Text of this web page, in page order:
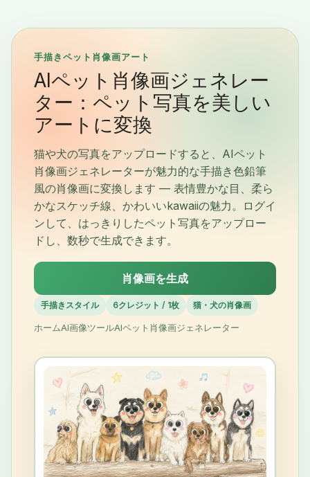
手描きペット肖像画アート
AIペット肖像画ジェネレー
ター：ペット写真を美しい
アートに変換
猫や犬の写真をアップロードすると、AIペット
肖像画ジェネレーターが魅力的な手描き色鉛筆
風の肖像画に変換します — 表情豊かな目、柔ら
かなスケッチ線、かわいいkawaiiの魅力。ログイ
ンして、はっきりしたペット写真をアップロー
ドし、数秒で生成できます。
肖像画を生成
手描きスタイル 6クレジット / 1枚 猫・犬の肖像画
ホームAI画像ツールAIペット肖像画ジェネレーター